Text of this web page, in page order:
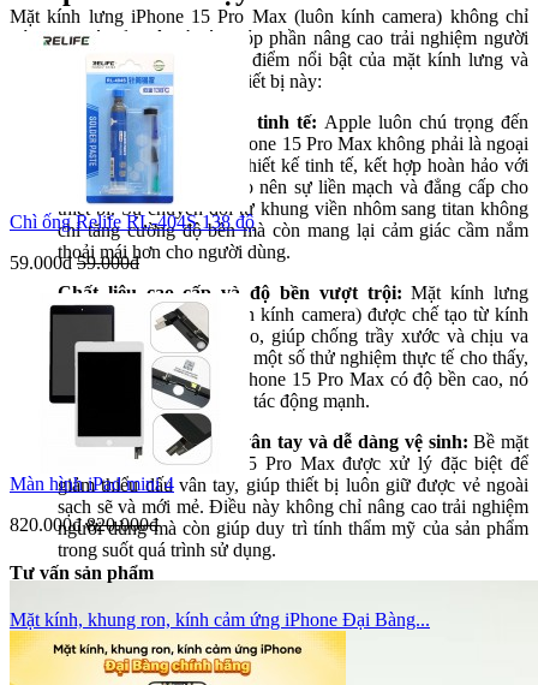
Mặt kính lưng iPhone 15 Pro Max (luôn kính camera) không chỉ
đóng vai trò bảo vệ mà còn góp phần nâng cao trải nghiệm người
dùng. Dưới đây là những đặc điểm nổi bật của mặt kính lưng và
cách bảo vệ kính camera của thiết bị này:
Thiết kế sang trọng và tinh tế: Apple luôn chú trọng đến
thiết kế sản phẩm, và iPhone 15 Pro Max không phải là ngoại
lệ. Mặt kính lưng được thiết kế tinh tế, kết hợp hoàn hảo với
khung viền titan mới, tạo nên sự liền mạch và đẳng cấp cho
thiết bị. Sự chuyển đổi từ khung viền nhôm sang titan không
chỉ tăng cường độ bền mà còn mang lại cảm giác cầm nắm
thoải mái hơn cho người dùng.
Chất liệu cao cấp và độ bền vượt trội: Mặt kính lưng
iPhone 15 Pro Max (luôn kính camera) được chế tạo từ kính
cường lực chất lượng cao, giúp chống trầy xước và chịu va
đập hiệu quả. Tuy nhiên, một số thử nghiệm thực tế cho thấy,
mặc dù mặt kính lưng iPhone 15 Pro Max có độ bền cao, nó
vẫn có thể bị nứt vỡ dưới tác động mạnh.
Khả năng chống bám vân tay và dễ dàng vệ sinh: Bề mặt
kính lưng của iPhone 15 Pro Max được xử lý đặc biệt để
giảm thiểu dấu vân tay, giúp thiết bị luôn giữ được vẻ ngoài
sạch sẽ và mới mẻ. Điều này không chỉ nâng cao trải nghiệm
người dùng mà còn giúp duy trì tính thẩm mỹ của sản phẩm
trong suốt quá trình sử dụng.
Chì ống Relife RL-404S 138 độ
59.000đ59.000đ
Màn hình iPad mini 4
820.000đ820.000đ
Tư vấn sản phẩm
Mặt kính, khung ron, kính cảm ứng iPhone Đại Bàng...